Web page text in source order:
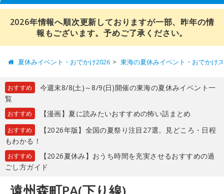
2026年情報へ順次更新しておりますが一部、昨年の情
報もございます。予めご了承ください。
夏休みイベント・おでかけ2026 東海の夏休みイベント・おでかけ
おすすめ
今週末8/8(土)～8/9(日)開催の東海の夏休みイベント一
覧
おすすめ 【漫画】夏に読みたいおすすめの怖い話まとめ
おすすめ
【2026年版】全国の夏祭り注目27選。見どころ・日程
もわかる！
おすすめ
【2026夏休み】おうち時間を充実させるおすすめの過
ごし方ガイド
遠州森町PA(下り線)